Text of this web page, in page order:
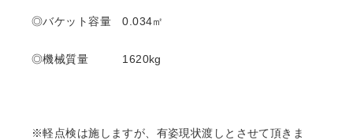
◎バケット容量 0.034㎡
◎機械質量 1620kg
※軽点検は施しますが、有姿現状渡しとさせて頂きま